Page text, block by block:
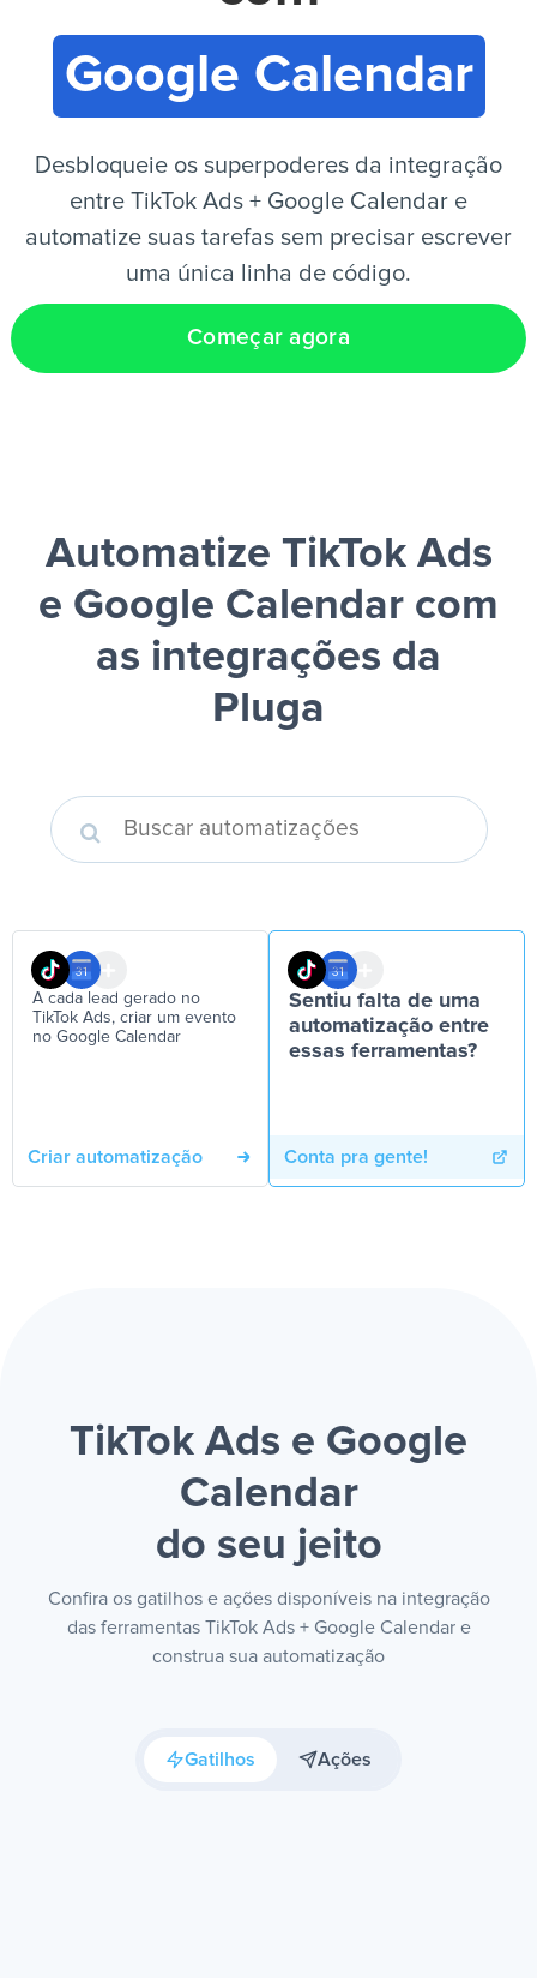
PT
Google Calendar
Desbloqueie os superpoderes da integração
entre TikTok Ads + Google Calendar e
automatize suas tarefas sem precisar escrever
uma única linha de código.
Começar agora
Automatize TikTok Ads
e Google Calendar com
as integrações da
Pluga
A cada lead gerado no
TikTok Ads, criar um evento
no Google Calendar
Criar automatização
Sentiu falta de uma
automatização entre
essas ferramentas?
Conta pra gente!
TikTok Ads e Google
Calendar
do seu jeito
Confira os gatilhos e ações disponíveis na integração
das ferramentas TikTok Ads + Google Calendar e
construa sua automatização
Gatilhos Ações